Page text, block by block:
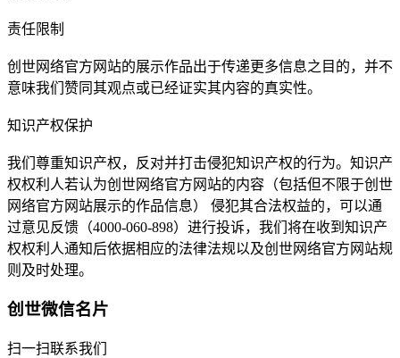
责任限制
创世网络官方网站的展示作品出于传递更多信息之目的，并不
意味我们赞同其观点或已经证实其内容的真实性。
知识产权保护
我们尊重知识产权，反对并打击侵犯知识产权的行为。知识产
权权利人若认为创世网络官方网站的内容（包括但不限于创世
网络官方网站展示的作品信息） 侵犯其合法权益的，可以通
过意见反馈（4000-060-898）进行投诉，我们将在收到知识产
权权利人通知后依据相应的法律法规以及创世网络官方网站规
则及时处理。
创世微信名片
扫一扫联系我们